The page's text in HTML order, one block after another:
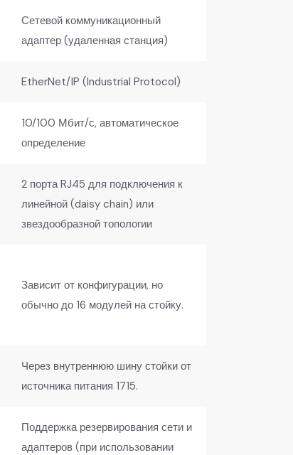
Сетевой коммуникационный
адаптер (удаленная станция)
EtherNet/IP (Industrial Protocol)
10/100 Мбит/с, автоматическое
определение
2 порта RJ45 для подключения к
линейной (daisy chain) или
звездообразной топологии
Зависит от конфигурации, но
обычно до 16 модулей на стойку.
Через внутреннюю шину стойки от
источника питания 1715.
Поддержка резервирования сети и
адаптеров (при использовании